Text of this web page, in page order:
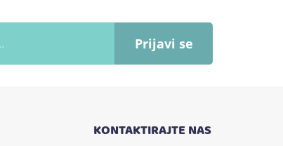
Prijavi se
KONTAKTIRAJTE NAS